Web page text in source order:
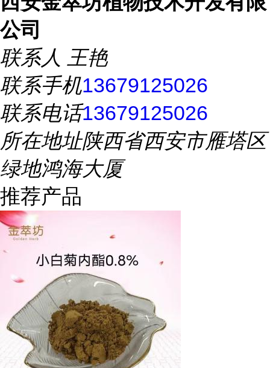
公司
联系人 王艳
联系手机13679125026
联系电话13679125026
所在地址陕西省西安市雁塔区
绿地鸿海大厦
推荐产品